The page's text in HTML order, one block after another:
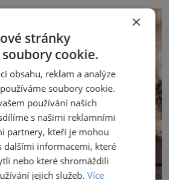
a bezpečí, proto by pokoj
především klidně a útulně.
×
stránky
cookie.
obsahu, reklam a analýze
soubory cookie.
používání našich
s našimi reklamními
partnery, kteří je mohou
dalšími informacemi, které
nebo které shromáždili
jejich služeb.Více